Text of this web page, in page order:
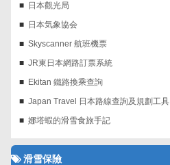
日本觀光局
日本気象協会
Skyscanner 航班機票‎
JR東日本網路訂票系統
Ekitan 鐵路換乘查詢
Japan Travel 日本路線查詢及規劃工具
娜塔蝦的滑雪食旅手記
滑雪保險